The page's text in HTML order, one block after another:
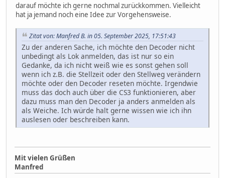
darauf möchte ich gerne nochmal zurückkommen. Vielleicht
hat ja jemand noch eine Idee zur Vorgehensweise.
Zitat von: Manfred B. in 05. September 2025, 17:51:43
Zu der anderen Sache, ich möchte den Decoder nicht
unbedingt als Lok anmelden, das ist nur so ein
Gedanke, da ich nicht weiß wie es sonst gehen soll
wenn ich z.B. die Stellzeit oder den Stellweg verändern
möchte oder den Decoder reseten möchte. Irgendwie
muss das doch auch über die CS3 funktionieren, aber
dazu muss man den Decoder ja anders anmelden als
als Weiche. Ich würde halt gerne wissen wie ich ihn
auslesen oder beschreiben kann.
Mit vielen Grüßen
Manfred